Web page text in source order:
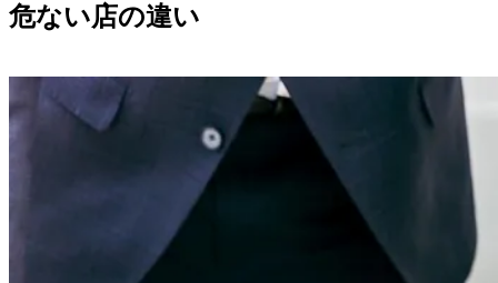
危ない店の違い